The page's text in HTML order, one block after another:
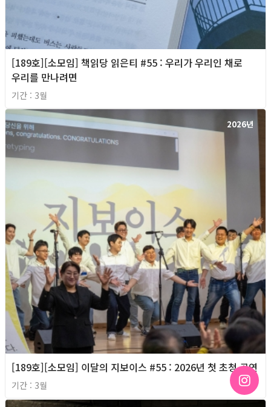
[189호][소모임] 책읽당 읽은티 #55 : 우리가 우리인 채로
우리를 만나려면
기간 : 3월
2026년
[189호][소모임] 이달의 지보이스 #55 : 2026년 첫 초청 공연
기간 : 3월